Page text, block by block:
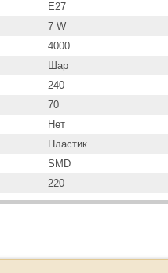
E27
7 W
4000
Шар
240
70
Нет
Пластик
SMD
220